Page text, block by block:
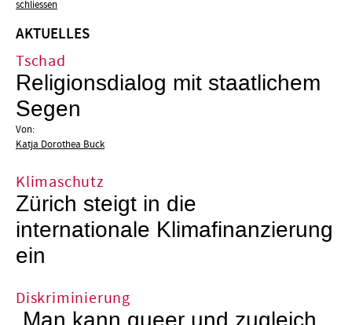
schliessen
AKTUELLES
Tschad
Religionsdialog mit staatlichem
Segen
Von:
Katja Dorothea Buck
Klimaschutz
Zürich steigt in die
internationale Klimafinanzierung
ein
Diskriminierung